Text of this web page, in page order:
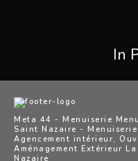
In
Meta 44 - Menuiserie
Saint Nazaire -
Agencement intérieur,
Aménagement Extérieur
Nazaire